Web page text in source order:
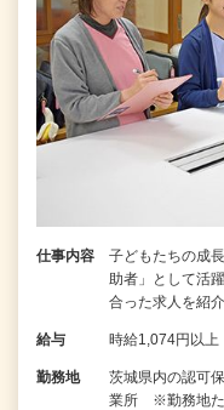
仕事内容
子どもたちの成
助者」として活
合った求人を紹
給与 時給1,074円以上
勤務地
茨城県内の認可
業所 ※勤務地た